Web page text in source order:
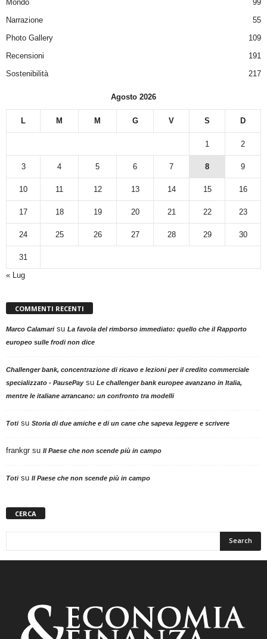
Mondo
99
Narrazione
55
Photo Gallery
109
Recensioni
191
Sostenibilità
217
Agosto 2026
L M M G V S D
1 2
3 4 5 6 7 8 9
10 11 12 13 14 15 16
17 18 19 20 21 22 23
24 25 26 27 28 29 30
31
« Lug
COMMENTI RECENTI
Marco Calamarisu La favola del rimborso immediato: quello che il Rapporto
europeo sulle frodi non dice
Challenger bank, concentrazione di ricavo e lezioni per il credito commerciale
specializzato - PausePaysu Le challenger bank europee avanzano in Italia,
mentre le italiane arrancano: un confronto tra modelli
Totisu Storia di due amiche e di un cane che sapeva leggere e scrivere
frankgr su Il Paese che non scende più in campo
Totisu Il Paese che non scende più in campo
CERCA